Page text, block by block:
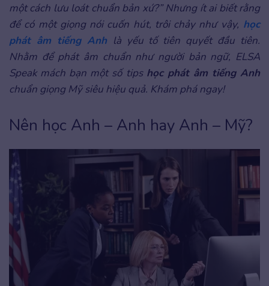
một cách lưu loát chuẩn bản xứ?” Nhưng ít ai biết rằng
để có một giọng nói cuốn hút, trôi chảy như vậy, học
phát âm tiếng Anh là yếu tố tiên quyết đầu tiên.
Nhằm để phát âm chuẩn như người bản ngữ, ELSA
Speak mách bạn một số tips học phát âm tiếng Anh
chuẩn giọng Mỹ siêu hiệu quả. Khám phá ngay!
Nên học Anh – Anh hay Anh – Mỹ?